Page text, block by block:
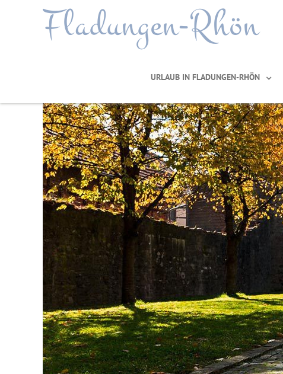
Fladungen-Rhön
URLAUB IN FLADUNGEN-RHÖN